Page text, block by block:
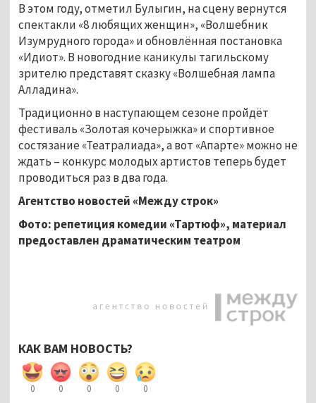
В этом году, отметил Булыгин, на сцену вернутся
спектакли «8 любящих женщин», «Волшебник
Изумрудного города» и обновлённая постановка
«Идиот». В новогодние каникулы тагильскому
зрителю представят сказку «Волшебная лампа
Алладина».
Традиционно в наступающем сезоне пройдёт
фестиваль «Золотая кочерыжка» и спортивное
состязание «Театралиада», а вот «Апарте» можно не
ждать – конкурс молодых артистов теперь будет
проводиться раз в два года.
Агентство новостей «Между строк»
Фото: репетиция комедии «Тартюф», материал
предоставлен драматическим театром
КАК ВАМ НОВОСТЬ?
0 0 0 0 0